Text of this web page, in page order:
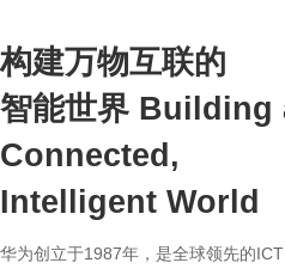
构建万物互联的
智能世界 Building
Connected,
Intelligent World
华为创立于1987年，是全球领先的